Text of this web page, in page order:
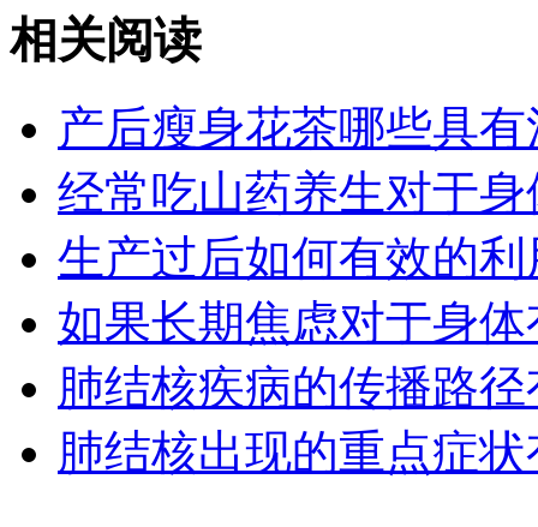
相关阅读
产后瘦身花茶哪些具有
经常吃山药养生对于身
生产过后如何有效的利
如果长期焦虑对于身体
肺结核疾病的传播路径
肺结核出现的重点症状